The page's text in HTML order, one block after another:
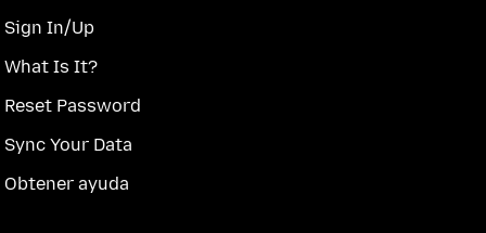
Sign In/Up
What Is It?
Reset Password
Sync Your Data
Obtener ayuda